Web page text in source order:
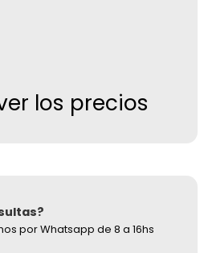
los precios
por Whatsapp de 8 a 16hs